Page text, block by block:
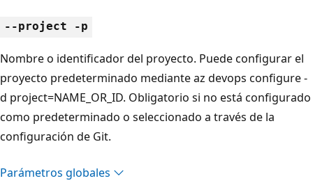
--project -p
Nombre o identificador del proyecto. Puede configurar el
proyecto predeterminado mediante az devops configure -
d project=NAME_OR_ID. Obligatorio si no está configurado
como predeterminado o seleccionado a través de la
configuración de Git.
Parámetros globales